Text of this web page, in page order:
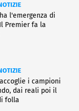
l'emergenza di
Premier fa la
i campioni
dai reali poi il
folla